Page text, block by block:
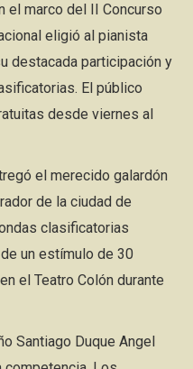
el marco del II Concurso
eligió al pianista
destacada participación y
El público
desde viernes al
el merecido galardón
de la ciudad de
clasificatorias
un estímulo de 30
el Teatro Colón durante
Santiago Duque Angel